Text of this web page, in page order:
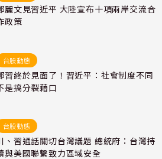
麗文見習近平 大陸宣布十項兩岸交流合
政策
台股動態
習終於見面了！習近平：社會制度不同
是搞分裂藉口
台股動態
、習通話關切台灣議題 總統府：台灣持
與美國聯繫致力區域安全